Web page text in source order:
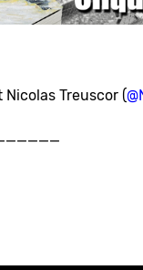
Nicolas Treuscor (